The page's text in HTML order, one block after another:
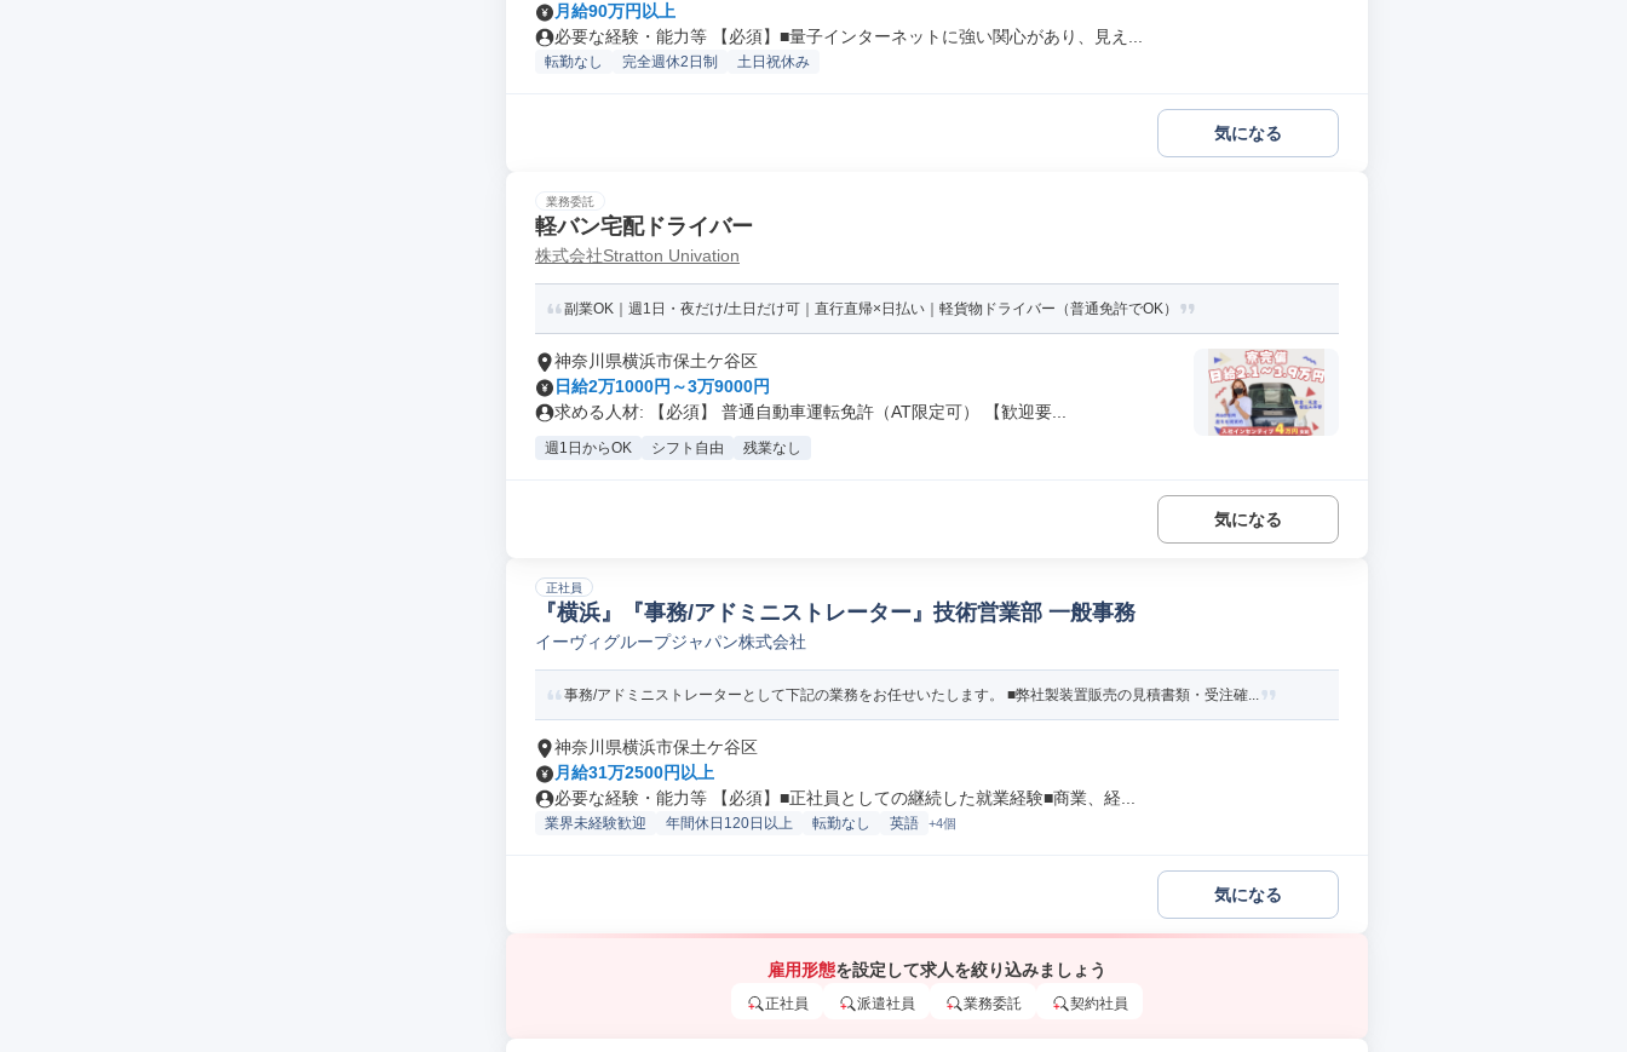
月給90万円以上
必要な経験・能力等 【必須】■量子インターネットに強い関心があり、見え...
転勤なし 完全週休2日制 土日祝休み
気になる
業務委託
軽バン宅配ドライバー
株式会社Stratton Univation
副業OK｜週1日・夜だけ/土日だけ可｜直行直帰×日払い｜軽貨物ドライバー（普通免許でOK）
神奈川県横浜市保土ケ谷区
日給2万1000円～3万9000円
求める人材: 【必須】 普通自動車運転免許（AT限定可） 【歓迎要...
週1日からOK シフト自由 残業なし
気になる
正社員
『横浜』『事務/アドミニストレーター』技術営業部 一般事務
イーヴィグループジャパン株式会社
事務/アドミニストレーターとして下記の業務をお任せいたします。 ■弊社製装置販売の見積書類・受注確...
神奈川県横浜市保土ケ谷区
月給31万2500円以上
必要な経験・能力等 【必須】■正社員としての継続した就業経験■商業、経...
業界未経験歓迎 年間休日120日以上 転勤なし 英語 +4個
気になる
雇用形態を設定して求人を絞り込みましょう
正社員 派遣社員 業務委託 契約社員